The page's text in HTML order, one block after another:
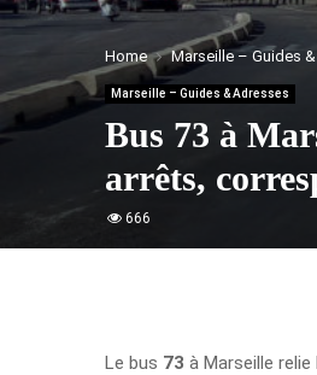
Home Marseille – Guides
Marseille – Guides & Adresses
Bus 73 à
arrêts,
666
Le bus 73 à Marseille relie